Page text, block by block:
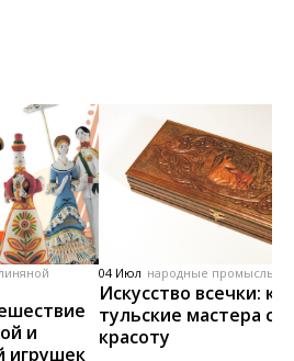
и
игрушек
04 Июл народные промыслы,
Искусство всечки: как
тульские мастера
красоту